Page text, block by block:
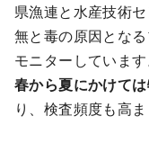
県漁連と水産技術
無と毒の原因とな
モニターしています
春から夏にかけて
り、検査頻度も高ま